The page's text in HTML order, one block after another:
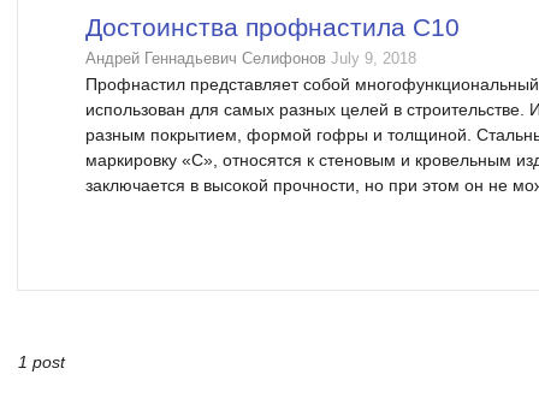
Достоинства профнастила С10
Андрей Геннадьевич Селифонов July 9, 2018
Профнастил представляет собой
использован для самых разных целей в
разным покрытием, формой гофры и толщиной.
маркировку «С», относятся к стеновым и кровельным
заключается в высокой прочности, но при этом он не
1 post